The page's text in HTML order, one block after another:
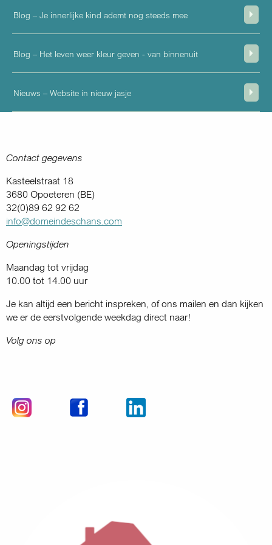
Blog – Je innerlijke kind ademt nog steeds mee
Blog – Het leven weer kleur geven - van binnenuit
Nieuws – Website in nieuw jasje
Contact gegevens
Kasteelstraat 18
3680 Opoeteren (BE)
32(0)89 62 92 62
info@domeindeschans.com
Openingstijden
Maandag tot vrijdag
10.00 tot 14.00 uur
Je kan altijd een bericht inspreken, of ons mailen en dan kijken
we er de eerstvolgende weekdag direct naar!
Volg ons op